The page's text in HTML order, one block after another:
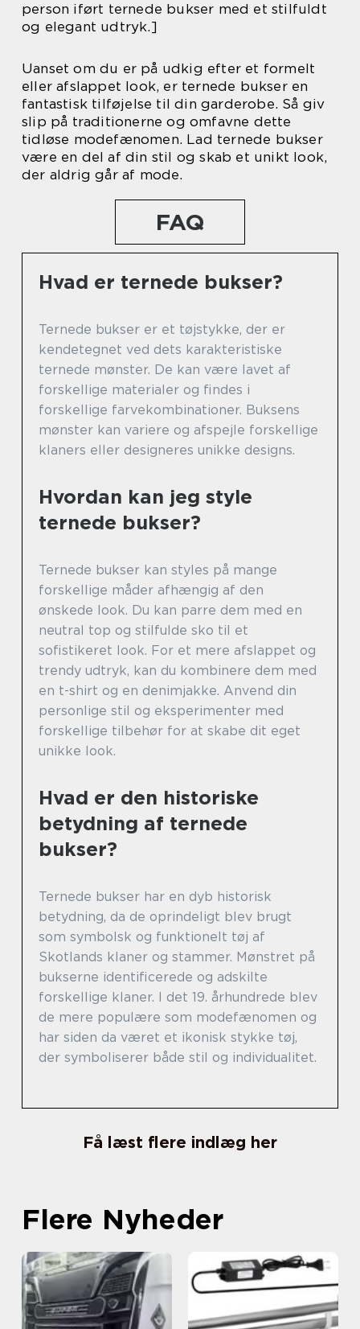
person iført ternede bukser med et stilfuldt
og elegant udtryk.]
Uanset om du er på udkig efter et formelt
eller afslappet look, er ternede bukser en
fantastisk tilføjelse til din garderobe. Så giv
slip på traditionerne og omfavne dette
tidløse modefænomen. Lad ternede bukser
være en del af din stil og skab et unikt look,
der aldrig går af mode.
FAQ
Hvad er ternede bukser?
Ternede bukser er et tøjstykke, der er
kendetegnet ved dets karakteristiske
ternede mønster. De kan være lavet af
forskellige materialer og findes i
forskellige farvekombinationer. Buksens
mønster kan variere og afspejle forskellige
klaners eller designeres unikke designs.
Hvordan kan jeg style
ternede bukser?
Ternede bukser kan styles på mange
forskellige måder afhængig af den
ønskede look. Du kan parre dem med en
neutral top og stilfulde sko til et
sofistikeret look. For et mere afslappet og
trendy udtryk, kan du kombinere dem med
en t-shirt og en denimjakke. Anvend din
personlige stil og eksperimenter med
forskellige tilbehør for at skabe dit eget
unikke look.
Hvad er den historiske
betydning af ternede
bukser?
Ternede bukser har en dyb historisk
betydning, da de oprindeligt blev brugt
som symbolsk og funktionelt tøj af
Skotlands klaner og stammer. Mønstret på
bukserne identificerede og adskilte
forskellige klaner. I det 19. århundrede blev
de mere populære som modefænomen og
har siden da været et ikonisk stykke tøj,
der symboliserer både stil og individualitet.
Få læst flere indlæg her
Flere Nyheder